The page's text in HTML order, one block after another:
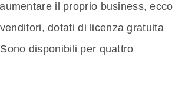
il proprio business, ecco
dotati di licenza gratuita
disponibili per quattro